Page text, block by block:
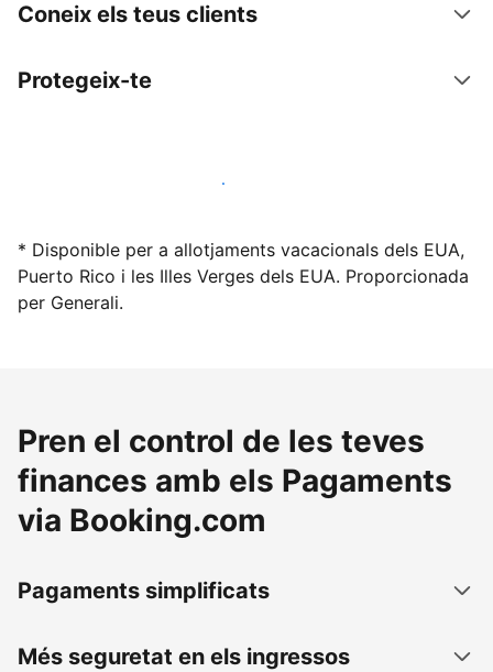
Coneix els teus clients
Protegeix-te
Lloga l'allotjament amb nosaltres avui mateix
* Disponible per a allotjaments vacacionals dels EUA,
Puerto Rico i les Illes Verges dels EUA. Proporcionada
per Generali.
Pren el control de les teves
finances amb els Pagaments
via Booking.com
Pagaments simplificats
Més seguretat en els ingressos